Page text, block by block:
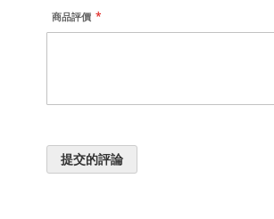
商品評價
提交的評論